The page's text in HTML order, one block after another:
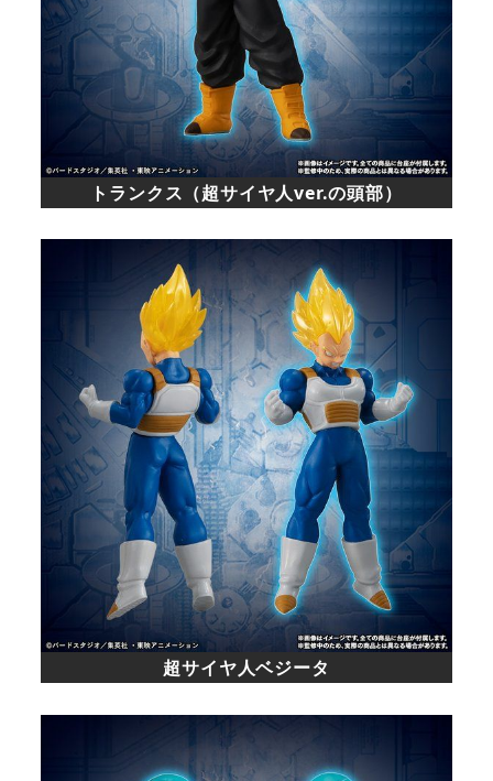
トランクス（超サイヤ人ver.の頭部）
超サイヤ人ベジータ